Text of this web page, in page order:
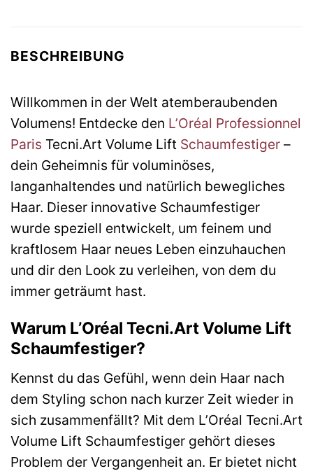
BESCHREIBUNG
Willkommen in der Welt atemberaubenden
Volumens! Entdecke den L’Oréal Professionnel
Paris Tecni.Art Volume Lift Schaumfestiger –
dein Geheimnis für voluminöses,
langanhaltendes und natürlich bewegliches
Haar. Dieser innovative Schaumfestiger
wurde speziell entwickelt, um feinem und
kraftlosem Haar neues Leben einzuhauchen
und dir den Look zu verleihen, von dem du
immer geträumt hast.
Warum L’Oréal Tecni.Art Volume Lift
Schaumfestiger?
Kennst du das Gefühl, wenn dein Haar nach
dem Styling schon nach kurzer Zeit wieder in
sich zusammenfällt? Mit dem L’Oréal Tecni.Art
Volume Lift Schaumfestiger gehört dieses
Problem der Vergangenheit an. Er bietet nicht